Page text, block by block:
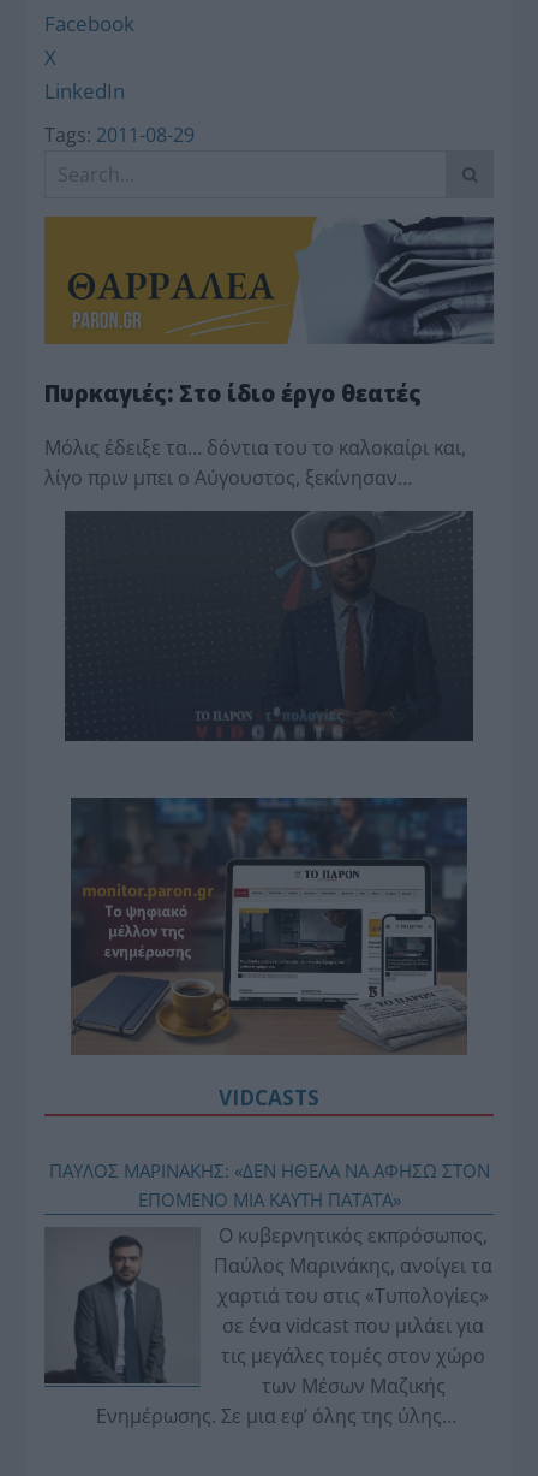
Facebook
X
LinkedIn
Tags: 2011-08-29
Πυρκαγιές: Στο ίδιο έργο θεατές
Μόλις έδειξε τα… δόντια του το καλοκαίρι και,
λίγο πριν μπει ο Αύγουστος, ξεκίνησαν…
VIDCASTS
ΠΑΥΛΟΣ ΜΑΡΙΝΑΚΗΣ: «ΔΕΝ ΗΘΕΛΑ ΝΑ ΑΦΗΣΩ ΣΤΟΝ
ΕΠΟΜΕΝΟ ΜΙΑ ΚΑΥΤΗ ΠΑΤΑΤΑ»
Ο κυβερνητικός εκπρόσωπος,
Παύλος Μαρινάκης, ανοίγει τα
χαρτιά του στις «Τυπολογίες»
σε ένα vidcast που μιλάει για
τις μεγάλες τομές στον χώρο
των Μέσων Μαζικής
Ενημέρωσης. Σε μια εφ’ όλης της ύλης